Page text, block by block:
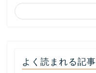
よく読まれる記事